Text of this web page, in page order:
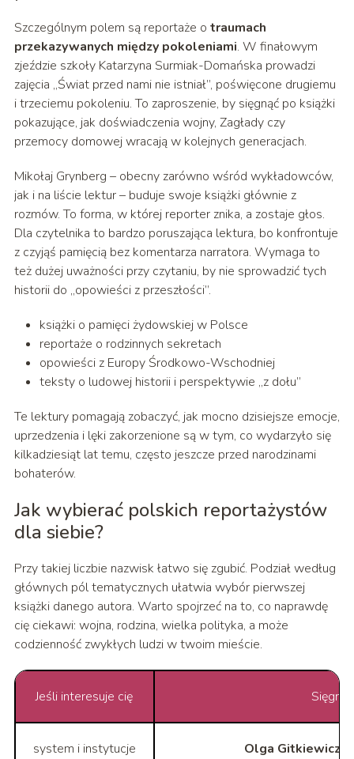
Szczególnym polem są reportaże o traumach
przekazywanych między pokoleniami. W finałowym
zjeździe szkoły Katarzyna Surmiak-Domańska prowadzi
zajęcia „Świat przed nami nie istniał”, poświęcone drugiemu
i trzeciemu pokoleniu. To zaproszenie, by sięgnąć po książki
pokazujące, jak doświadczenia wojny, Zagłady czy
przemocy domowej wracają w kolejnych generacjach.
Mikołaj Grynberg – obecny zarówno wśród wykładowców,
jak i na liście lektur – buduje swoje książki głównie z
rozmów. To forma, w której reporter znika, a zostaje głos.
Dla czytelnika to bardzo poruszająca lektura, bo konfrontuje
z czyjąś pamięcią bez komentarza narratora. Wymaga to
też dużej uważności przy czytaniu, by nie sprowadzić tych
historii do „opowieści z przeszłości”.
książki o pamięci żydowskiej w Polsce
reportaże o rodzinnych sekretach
opowieści z Europy Środkowo-Wschodniej
teksty o ludowej historii i perspektywie „z dołu”
Te lektury pomagają zobaczyć, jak mocno dzisiejsze emocje,
uprzedzenia i lęki zakorzenione są w tym, co wydarzyło się
kilkadziesiąt lat temu, często jeszcze przed narodzinami
bohaterów.
Jak wybierać polskich reportażystów
dla siebie?
Przy takiej liczbie nazwisk łatwo się zgubić. Podział według
głównych pól tematycznych ułatwia wybór pierwszej
książki danego autora. Warto spojrzeć na to, co naprawdę
cię ciekawi: wojna, rodzina, wielka polityka, a może
codzienność zwykłych ludzi w twoim mieście.
Jeśli interesuje cię Sięgnij
system i instytucje Olga Gitkiewicz